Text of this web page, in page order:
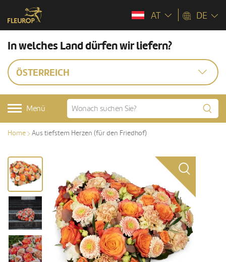
AT DE
In welches Land dürfen wir liefern?
ÖSTERREICH
Menü
Home Aus tiefstem Herzen (für den Friedhof)